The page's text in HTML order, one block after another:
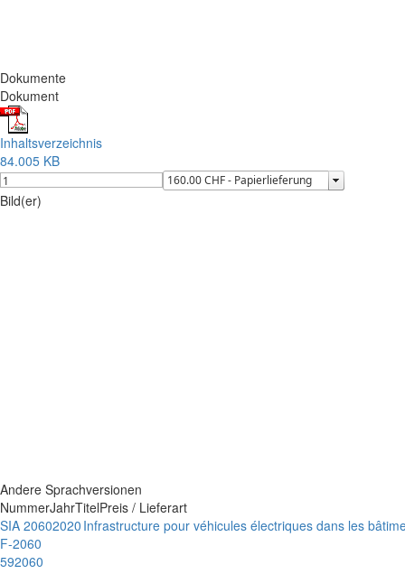
Dokumente
Dokument
Inhaltsverzeichnis
84.005 KB
Bild(er)
Andere Sprachversionen
NummerJahrTitelPreis / Lieferart
SIA 2060
F-2060
592060
2020 Infrastructure pour véhicules électriques dans les